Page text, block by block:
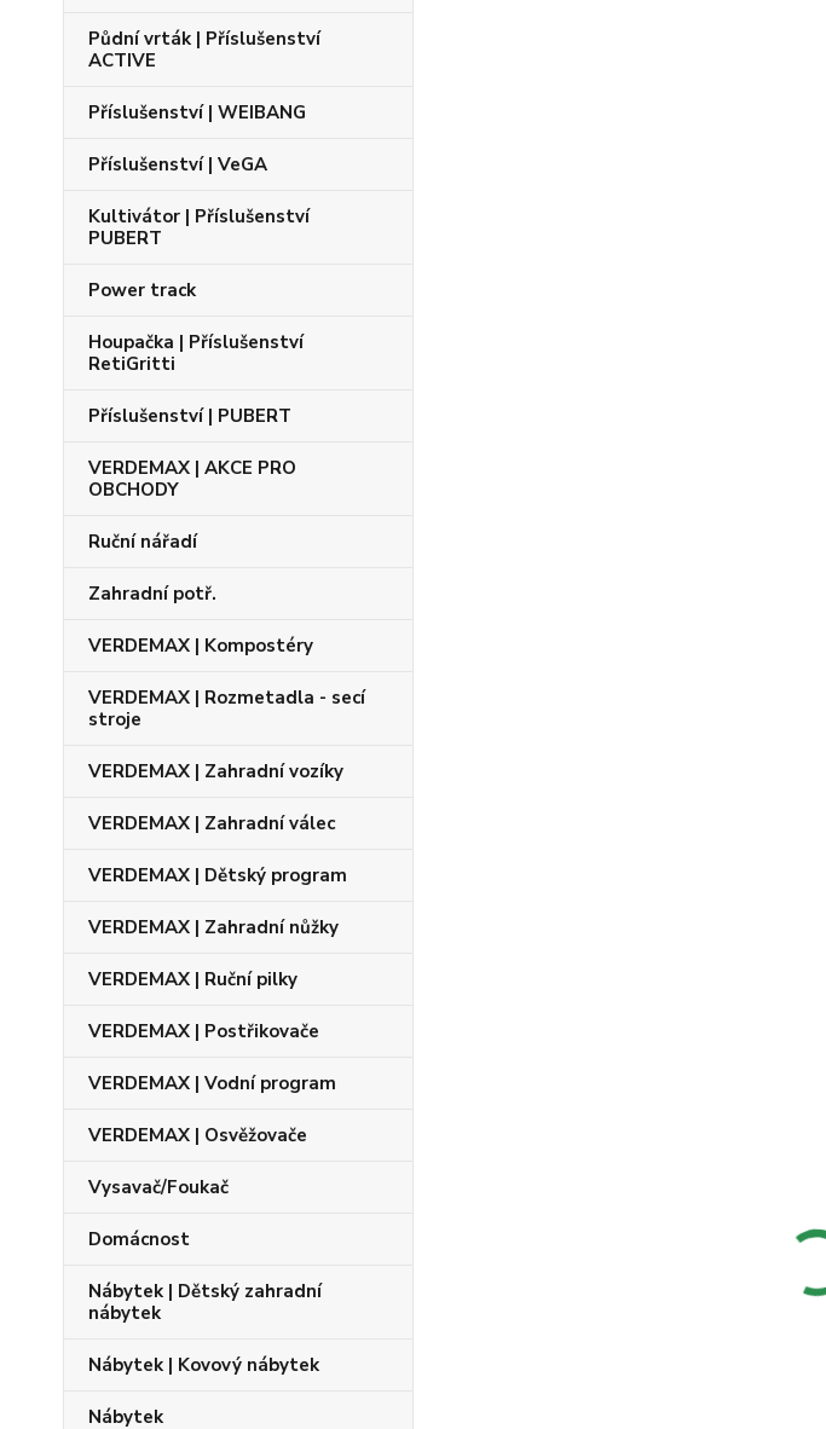
Půdní vrták | Příslušenství
ACTIVE
Příslušenství | WEIBANG
Příslušenství | VeGA
Kultivátor | Příslušenství
PUBERT
Power track
Houpačka | Příslušenství
RetiGritti
Příslušenství | PUBERT
VERDEMAX | AKCE PRO
OBCHODY
Ruční nářadí
Zahradní potř.
VERDEMAX | Kompostéry
VERDEMAX | Rozmetadla - secí
stroje
VERDEMAX | Zahradní vozíky
VERDEMAX | Zahradní válec
VERDEMAX | Dětský program
VERDEMAX | Zahradní nůžky
VERDEMAX | Ruční pilky
VERDEMAX | Postřikovače
VERDEMAX | Vodní program
VERDEMAX | Osvěžovače
Vysavač/Foukač
Domácnost
Nábytek | Dětský zahradní
nábytek
Nábytek | Kovový nábytek
Nábytek